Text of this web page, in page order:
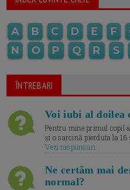
A B C D E F
N
O P Q R S
ÎNTREBARI
Voi iubi al doilea
Pentru mine primul copil
și o sarcină pierduta la
Vezi raspunsuri
Ne certăm mai
normal?